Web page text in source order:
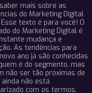
mais sobre as
do Marketing Digital
texto é para você! O
do Marketing Digital é
mudança e
As tendências para
ano já são conhecidas
é do segmento, mas
não ser tão próximas de
ainda não está
com os termos.